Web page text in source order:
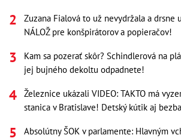
Zuzana Fialová to už nevydržala a drsne
NÁLOŽ pre konšpirátorov a popieračov!
Kam sa pozerať skôr? Schindlerová na
jej bujného dekoltu odpadnete!
Železnice ukázali VIDEO: TAKTO má
stanica v Bratislave! Detský kútik aj
Absolútny ŠOK v parlamente: Hlavným